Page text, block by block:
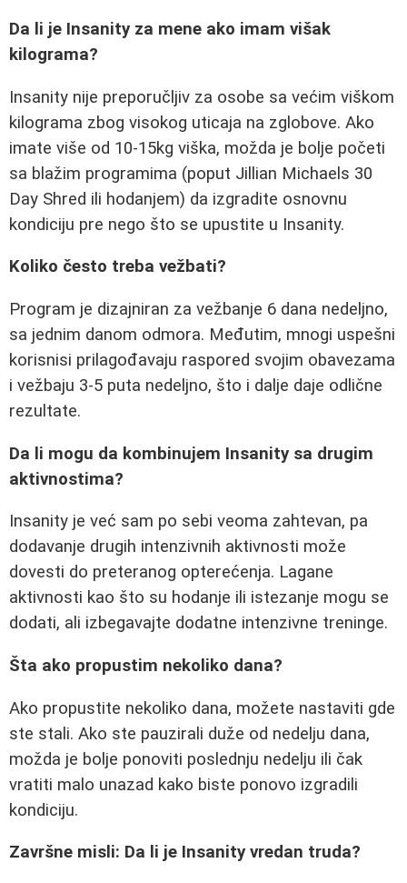
Da li je Insanity za mene ako imam višak
kilograma?
Insanity nije preporučljiv za osobe sa većim viškom
kilograma zbog visokog uticaja na zglobove. Ako
imate više od 10-15kg viška, možda je bolje početi
sa blažim programima (poput Jillian Michaels 30
Day Shred ili hodanjem) da izgradite osnovnu
kondiciju pre nego što se upustite u Insanity.
Koliko često treba vežbati?
Program je dizajniran za vežbanje 6 dana nedeljno,
sa jednim danom odmora. Međutim, mnogi uspešni
korisnisi prilagođavaju raspored svojim obavezama
i vežbaju 3-5 puta nedeljno, što i dalje daje odlične
rezultate.
Da li mogu da kombinujem Insanity sa drugim
aktivnostima?
Insanity je već sam po sebi veoma zahtevan, pa
dodavanje drugih intenzivnih aktivnosti može
dovesti do preteranog opterećenja. Lagane
aktivnosti kao što su hodanje ili istezanje mogu se
dodati, ali izbegavajte dodatne intenzivne treninge.
Šta ako propustim nekoliko dana?
Ako propustite nekoliko dana, možete nastaviti gde
ste stali. Ako ste pauzirali duže od nedelju dana,
možda je bolje ponoviti poslednju nedelju ili čak
vratiti malo unazad kako biste ponovo izgradili
kondiciju.
Završne misli: Da li je Insanity vredan truda?